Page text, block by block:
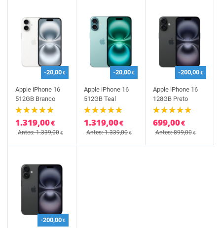
-20,00€
Apple iPhone 16
512GB Branco
1.319,00€
Antes: 1.339,00€
-20,00€
Apple iPhone 16
512GB Teal
1.319,00€
Antes: 1.339,00€
-200,00€
Apple iPhone 16
128GB Preto
699,00€
Antes: 899,00€
-200,00€